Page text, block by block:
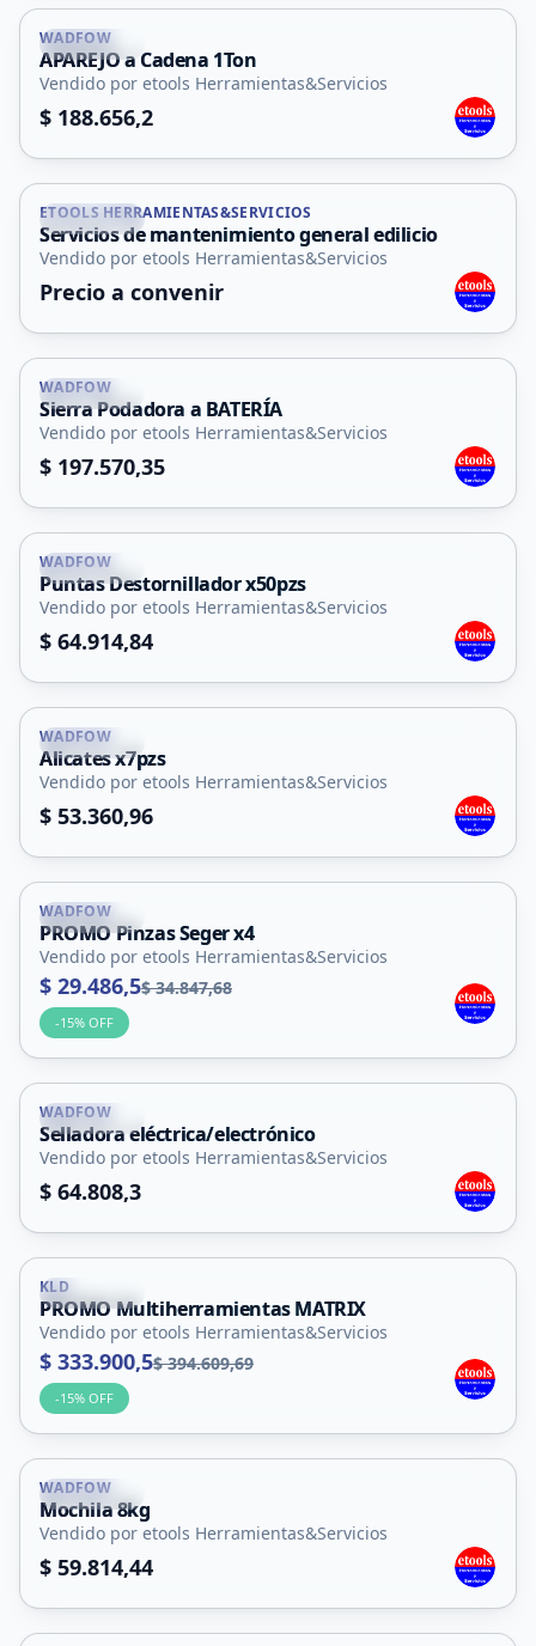
La Punta
WADFOW
APAREJO a Cadena 1Ton
Vendido por etools Herramientas&Servicios
$ 188.656,2
La Punta
Servicio
ETOOLS HERRAMIENTAS&SERVICIOS
Servicios de mantenimiento general edilicio
Vendido por etools Herramientas&Servicios
Precio a convenir
La Punta
WADFOW
Sierra Podadora a BATERÍA
Vendido por etools Herramientas&Servicios
$ 197.570,35
La Punta
WADFOW
Puntas Destornillador x50pzs
Vendido por etools Herramientas&Servicios
$ 64.914,84
La Punta
WADFOW
Alicates x7pzs
Vendido por etools Herramientas&Servicios
$ 53.360,96
La Punta
WADFOW
PROMO Pinzas Seger x4
Vendido por etools Herramientas&Servicios
$ 29.486,5$ 34.847,68
-15% OFF
La Punta
WADFOW
Selladora eléctrica/electrónico
Vendido por etools Herramientas&Servicios
$ 64.808,3
La Punta
KLD
PROMO Multiherramientas MATRIX
Vendido por etools Herramientas&Servicios
$ 333.900,5$ 394.609,69
-15% OFF
La Punta
WADFOW
Mochila 8kg
Vendido por etools Herramientas&Servicios
$ 59.814,44